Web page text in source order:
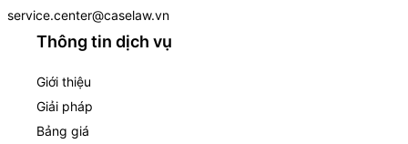
service.center@caselaw.vn
Thông tin dịch vụ
Giới thiệu
Giải pháp
Bảng giá